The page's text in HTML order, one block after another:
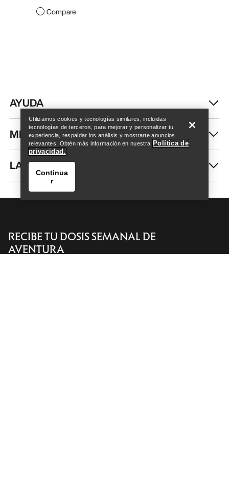
Help
Compare
AYUDA
MI CUENTA
LAVA Y REPARA
RECIBE TU DOSIS SEMANAL DE
AVENTURA
Utilizamos cookies y tecnologías similares, incluidas
tecnologías de terceros, para mejorar y personalizar tu
experiencia, respaldar los análisis y mostrarte anuncios
relevantes. Obtén más información en nuestra Política de
privacidad.
Continua
r